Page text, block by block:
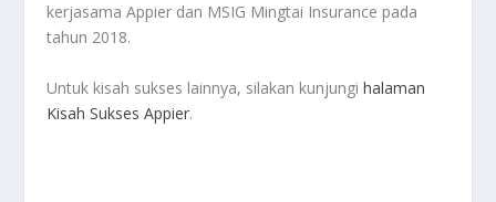
kerjasama Appier dan MSIG Mingtai Insurance pada
tahun 2018.
Untuk kisah sukses lainnya, silakan kunjungihalaman
Kisah Sukses Appier.